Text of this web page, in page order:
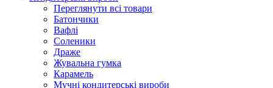
Переглянути всі товари
Батончики
Вафлі
Соленики
Драже
Жувальнa гумка
Карамель
Мучні кондитерські вироби